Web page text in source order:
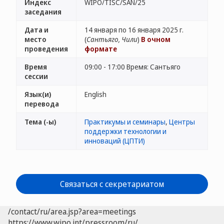
Индекс
заседания
WIPO/TISC/SAN/25
Дата и
место
проведения
14 января по 16 января 2025 г.
(Сантьяго, Чили) В очном
формате
Время
сессии
09:00 - 17:00 Время: Сантьяго
Язык(и)
перевода
English
Тема (-ы) Практикумы и семинары, Центры
поддержки технологии и
инноваций (ЦПТИ)
Связаться с секретариатом
/contact/ru/area.jsp?area=meetings